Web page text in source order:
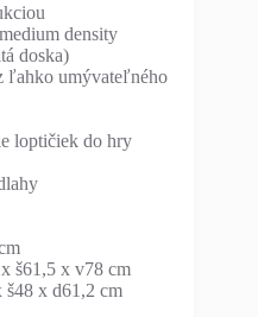
density
doska)
ľahko umývateľného
loptičiek do hry
š61,5 x v78 cm
š48 x d61,2 cm